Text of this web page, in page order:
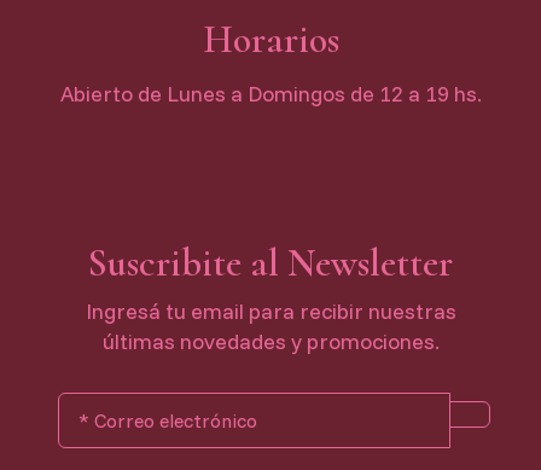
Horarios
Abierto de Lunes a Domingos de 12 a 19 hs.
Suscribite al Newsletter
Ingresá tu email para recibir nuestras
últimas novedades y promociones.